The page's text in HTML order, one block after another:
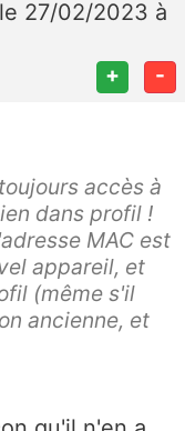
le 27/02/2023 à
+ -
accès à
dans profil !
MAC est
appareil, et
(même s'il
ancienne, et